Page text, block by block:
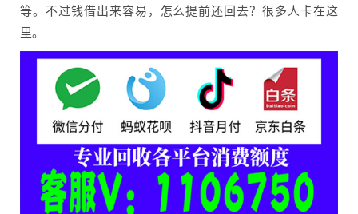
等。不过钱借出来容易，怎么提前还回去？很多人卡在这
里。